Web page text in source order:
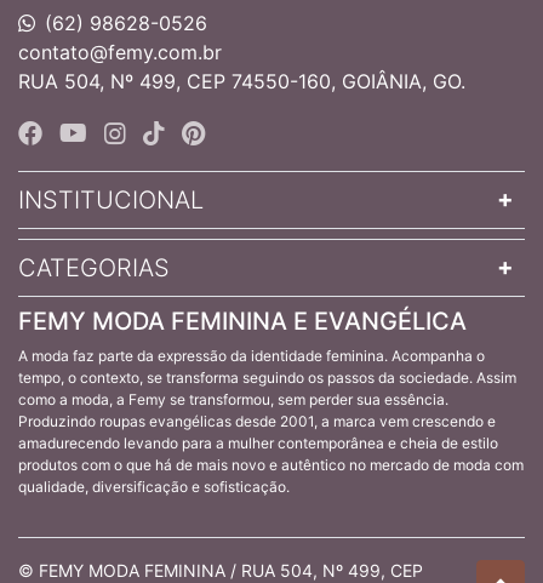
(62) 98628-0526
contato@femy.com.br
RUA 504, Nº 499, CEP 74550-160, GOIÂNIA, GO.
INSTITUCIONAL
CATEGORIAS
FEMY MODA FEMININA E EVANGÉLICA
A moda faz parte da expressão da identidade feminina. Acompanha o
tempo, o contexto, se transforma seguindo os passos da sociedade. Assim
como a moda, a Femy se transformou, sem perder sua essência.
Produzindo roupas evangélicas desde 2001, a marca vem crescendo e
amadurecendo levando para a mulher contemporânea e cheia de estilo
produtos com o que há de mais novo e autêntico no mercado de moda com
qualidade, diversificação e sofisticação.
© FEMY MODA FEMININA / RUA 504, Nº 499, CEP